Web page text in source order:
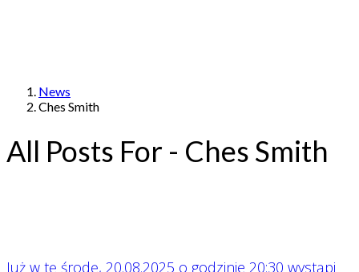
News
Ches Smith
All Posts For - Ches Smith
Już w tę środę, 20.08.2025 o godzinie 20:30 wystąpi